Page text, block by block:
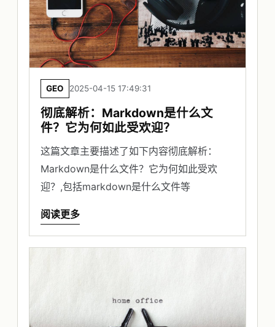
GEO 2025-04-15 17:49:31
彻底解析：Markdown是什么文
件？它为何如此受欢迎？
这篇文章主要描述了如下内容彻底解析：
Markdown是什么文件？它为何如此受欢
迎？,包括markdown是什么文件等
阅读更多